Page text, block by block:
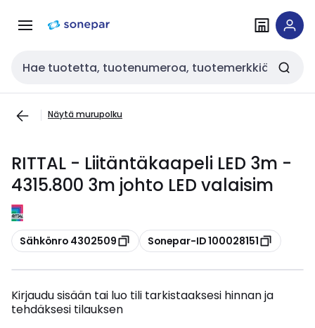
navigointiinsisältöön
Haku
Näytä murupolku
RITTAL - Liitäntäkaapeli LED 3m -
4315.800 3m johto LED valaisim
Kopioi
Sähkönro 4302509 Kopioi
Sonepar-ID 100028151
Kirjaudu sisään tai luo tili tarkistaaksesi hinnan ja
tehdäksesi tilauksen